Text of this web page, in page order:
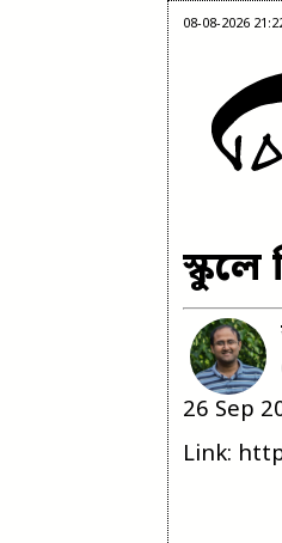
08-08-2026
স্কুলে
26 Sep
Link: